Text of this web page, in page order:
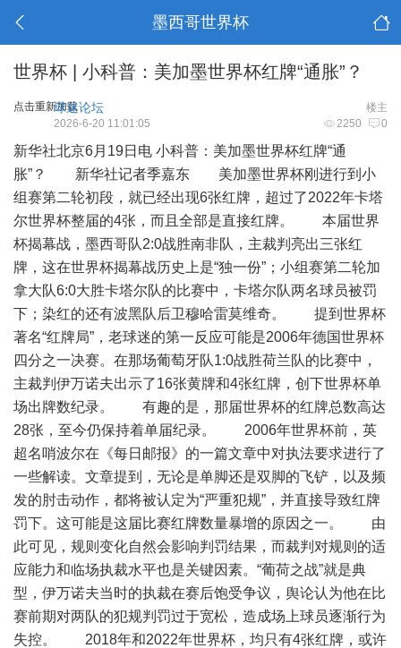
墨西哥世界杯
世界杯 | 小科普：美加墨世界杯红牌“通胀”？
点击重新加载 楼主
球迷论坛
2250 0
2026-6-20 11:01:05
新华社北京6月19日电 小科普：美加墨世界杯红牌“通
胀”？ 新华社记者季嘉东 美加墨世界杯刚进行到小
组赛第二轮初段，就已经出现6张红牌，超过了2022年卡塔
尔世界杯整届的4张，而且全部是直接红牌。 本届世界
杯揭幕战，墨西哥队2:0战胜南非队，主裁判亮出三张红
牌，这在世界杯揭幕战历史上是“独一份”；小组赛第二轮加
拿大队6:0大胜卡塔尔队的比赛中，卡塔尔队两名球员被罚
下；染红的还有波黑队后卫穆哈雷莫维奇。 提到世界杯
著名“红牌局”，老球迷的第一反应可能是2006年德国世界杯
四分之一决赛。在那场葡萄牙队1:0战胜荷兰队的比赛中，
主裁判伊万诺夫出示了16张黄牌和4张红牌，创下世界杯单
场出牌数纪录。 有趣的是，那届世界杯的红牌总数高达
28张，至今仍保持着单届纪录。 2006年世界杯前，英
超名哨波尔在《每日邮报》的一篇文章中对执法要求进行了
一些解读。文章提到，无论是单脚还是双脚的飞铲，以及频
发的肘击动作，都将被认定为“严重犯规”，并直接导致红牌
罚下。这可能是这届比赛红牌数量暴增的原因之一。 由
此可见，规则变化自然会影响判罚结果，而裁判对规则的适
应能力和临场执裁水平也是关键因素。“葡荷之战”就是典
型，伊万诺夫当时的执裁在赛后饱受争议，舆论认为他在比
赛前期对两队的犯规判罚过于宽松，造成场上球员逐渐行为
失控。 2018年和2022年世界杯，均只有4张红牌，或许